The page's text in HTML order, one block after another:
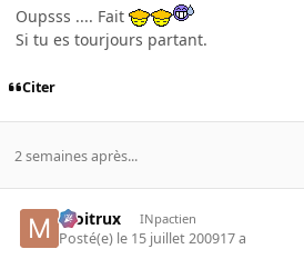
Oupsss .... Fait
Si tu es tourjours partant.
Citer
2 semaines après...
moitrux INpactien
Posté(e) le 15 juillet 200917 a